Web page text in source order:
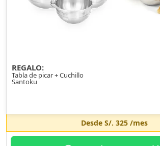
REGALO:
Tabla de picar + Cuchillo
Santoku
Desde S/. 325/mes